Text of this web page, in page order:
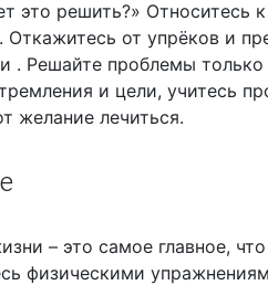
это решить?» Относитесь
от упрёков и
. Решайте проблемы
и цели, учитесь
желание лечиться.
– это самое главное,
физическими